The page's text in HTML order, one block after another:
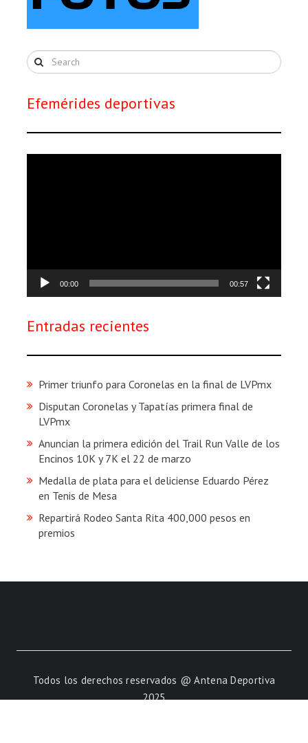
Efemérides deportivas
00:00 00:57
Entradas recientes
Primer triunfo para Coronelas en la final de LVPmx
Disputan Coronelas y Tapatías primera final de
LVPmx
Anuncian la primera edición del Trail Run Valle de los
Encinos 10K y 7K el 22 de marzo
Medalla de plata para el deliciense Eduardo Pérez
en Tenis de Mesa
Repartirá Rodeo Santa Rita 400,000 pesos en
premios
Todos los derechos reservados @ Antena Deportiva
2025